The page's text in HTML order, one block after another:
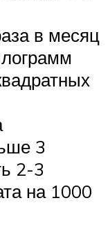
в месяц
3
2-3
на 1000